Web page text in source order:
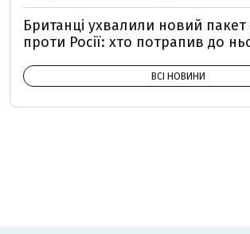
Британці ухвалили новий пакет
проти Росії: хто потрапив до
ВСІ НОВИНИ